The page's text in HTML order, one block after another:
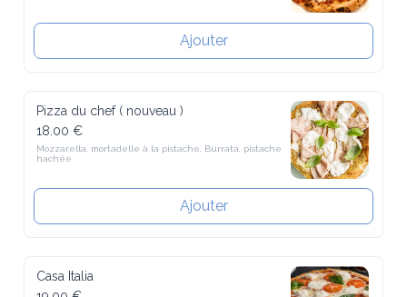
Ajouter
Pizza du chef ( nouveau )
18.00 €
Ajouter
Casa Italia
19.00 €